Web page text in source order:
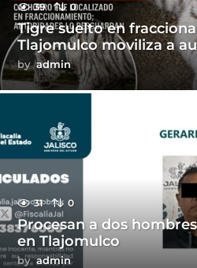
39 0
Tigre suelto en
Tlajomulco moviliza a
by admin
31 0
Procesan a dos
en Tlajomulco
by admin